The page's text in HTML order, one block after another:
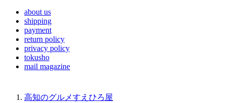
about us
shipping
payment
return policy
privacy policy
tokusho
mail magazine
高知のグルメすえひろ屋